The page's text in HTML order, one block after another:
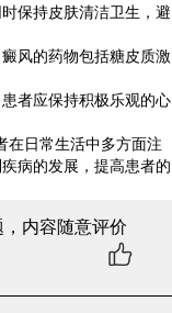
保持皮肤清洁卫生，避
风的药物包括糖皮质激
者应保持积极乐观的心
日常生活中多方面注
病的发展，提高患者的
内容随意评价